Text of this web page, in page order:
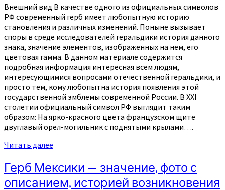
происхождения
Внешний вид В качестве одного из официальных символов
РФ современный герб имеет любопытную историю
становления и различных изменений. Поныне вызывает
споры в среде исследователей геральдики история данного
знака, значение элементов, изображенных на нем, его
цветовая гамма. В данном материале содержится
подробная информация интересная всем людям,
интересующимися вопросами отечественной геральдики, и
просто тем, кому любопытна история появления этой
государственной эмблемы современной России. В XXI
столетии официальный символ РФ выглядит таким
образом: На ярко-красного цвета французском щите
двуглавый орел-могильник с поднятыми крылами….
Читать далее
Герб
Мексики
—
Герб Мексики — значение, фото с
описанием, историей возникновения